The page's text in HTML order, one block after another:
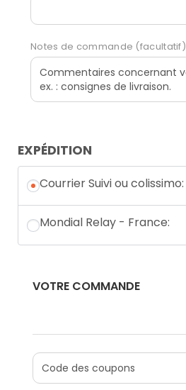
Notes de commande (facultatif)
EXPÉDITION
Courrier Suivi ou colissimo:
Mondial Relay - France:
VOTRE COMMANDE